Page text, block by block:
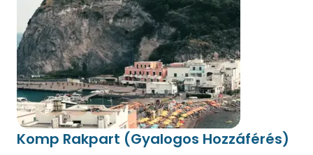
Komp Rakpart (Gyalogos Hozzáférés)